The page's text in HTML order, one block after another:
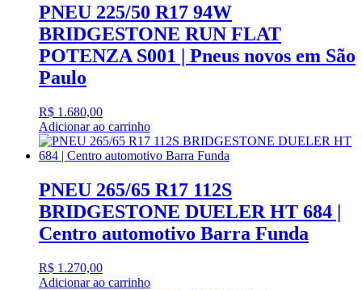
PNEU 225/50 R17 94W
BRIDGESTONE RUN FLAT
POTENZA S001 | Pneus novos em São
Paulo
R$ 1.680,00
Adicionar ao carrinho
PNEU 265/65 R17 112S
BRIDGESTONE DUELER HT 684 |
Centro automotivo Barra Funda
R$ 1.270,00
Adicionar ao carrinho